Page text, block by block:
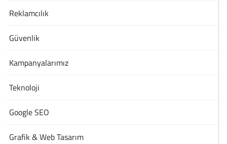
Reklamcılık
Güvenlik
Kampanyalarımız
Teknoloji
Google SEO
Grafik & Web Tasarım